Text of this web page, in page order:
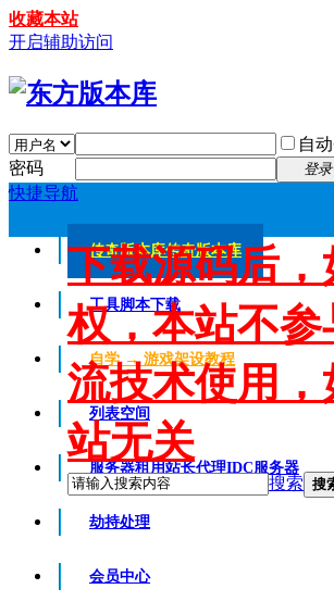
收藏本站
开启辅助访问
自
密码
登录
快捷导航
传奇版本库传奇版本库
工具脚本下载
自学 → 游戏架设教程
列表空间
服务器租用站长代理IDC服务器
劫持处理
会员中心
下载源码后
权，本站不
流技术使用
站无关
搜索 搜